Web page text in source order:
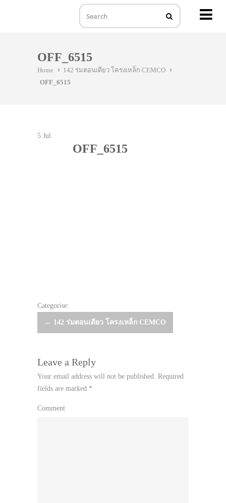
OFF_6515
Home
142 ร่มตอนเดียว โครงเหล็ก CEMCO
OFF_6515
5 Jul
OFF_6515
Categorise:
Post
← 142 ร่มตอนเดียว โครงเหล็ก CEMCO
Leave a Reply
Your email address will not be published. Required
fields are marked *
Comment